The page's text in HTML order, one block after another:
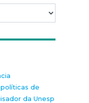
de
da Unesp